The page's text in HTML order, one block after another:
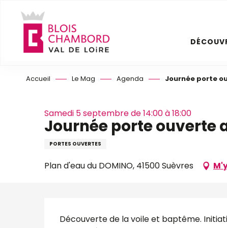
contenu
principal
Accueil Le Mag Agenda Journée porte
Samedi 5 septembre de 14:00 à 18:00
Journée porte ouverte
PORTES OUVERTES
Plan d'eau du DOMINO, 41500 Suèvres
Description
Découverte de la voile et baptême.